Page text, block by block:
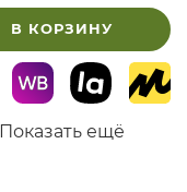
В КОРЗИНУ
Показать ещё